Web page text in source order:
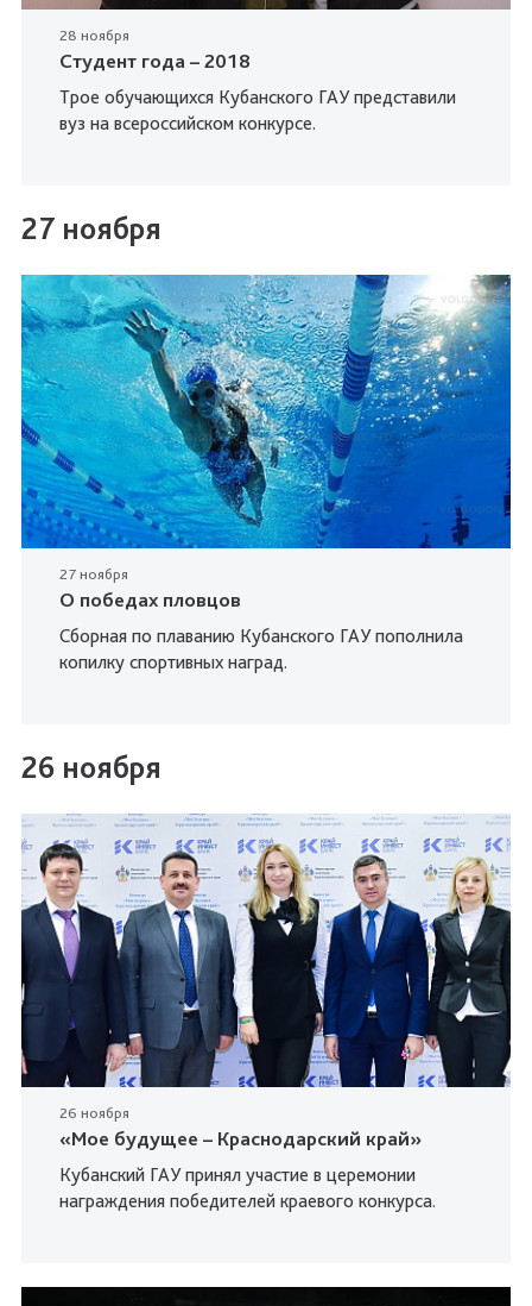
28 ноября
Студент года – 2018
Трое обучающихся Кубанского ГАУ представили
вуз на всероссийском конкурсе.
27 ноября
27 ноября
О победах пловцов
Сборная по плаванию Кубанского ГАУ пополнила
копилку спортивных наград.
26 ноября
26 ноября
«Мое будущее – Краснодарский край»
Кубанский ГАУ принял участие в церемонии
награждения победителей краевого конкурса.